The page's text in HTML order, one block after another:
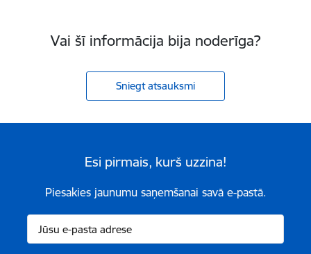
Vai šī informācija bija noderīga?
Sniegt atsauksmi
Esi pirmais, kurš uzzina!
Piesakies jaunumu saņemšanai savā e-pastā.